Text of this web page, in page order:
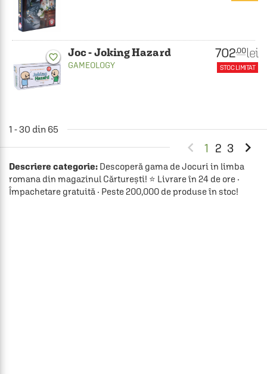
favorite_border Joc - Joking Hazard
GAMEOLOGY
702.00 lei
STOC LIMITAT
1 - 30 din 65
 1 2 3 
Descriere categorie: Descoperă gama de Jocuri in limba
romana din magazinul Cărturești! ⭐ Livrare în 24 de ore ·
Împachetare gratuită · Peste 200,000 de produse în stoc!